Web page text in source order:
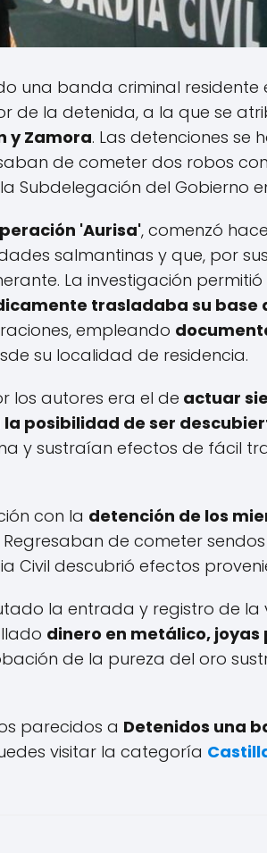
una banda criminal
de la detenida, a la que se
y Zamora. Las detenciones
de cometer dos robos
Subdelegación del Gobierno
'Aurisa', comenzó
salmantinas y que, por
La investigación
trasladaba su base
empleando
su localidad de residencia.
los autores era el de actuar
posibilidad de ser
y sustraían efectos de fácil
con la detención de los
de cometer
Civil descubrió efectos
la entrada y registro de
dinero en metálico,
de la pureza del oro
parecidos a Detenidos una
visitar la categoría